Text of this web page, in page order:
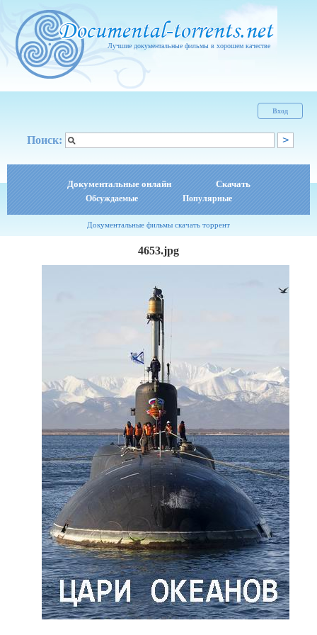
Лучшие документальные фильмы в хорошем качестве
Вход
Поиск:
Документальные онлайн Скачать
Обсуждаемые Популярные
Документальные фильмы скачать торрент
4653.jpg